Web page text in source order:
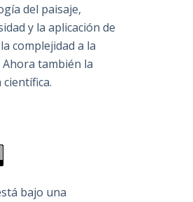
del paisaje,
y la aplicación de
complejidad a la
también la
bajo una